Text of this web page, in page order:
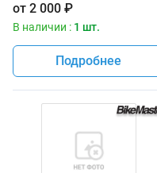
от 2 000 ₽
В наличии : 1 шт.
Подробнее